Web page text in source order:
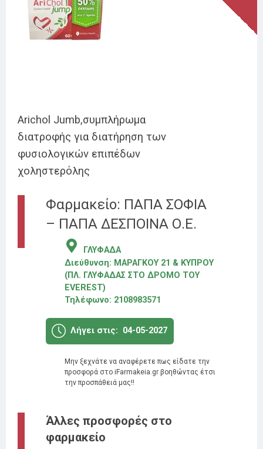
Arichol Jumb,συμπλήρωμα
διατροφής για διατήρηση των
φυσιολογικών επιπέδων
χοληστερόλης
Φαρμακείο: ΠΑΠΑ ΣΟΦΙΑ
– ΠΑΠΑ ΔΕΣΠΟΙΝΑ Ο.Ε.
ΓΛΥΦΑΔΑ
Διεύθυνση: ΜΑΡΑΓΚΟΥ 21 & ΚΥΠΡΟΥ
(ΠΛ. ΓΛΥΦΑΔΑΣ ΣΤΟ ΔΡΟΜΟ ΤΟΥ
EVEREST)
Τηλέφωνο: 2108983571
Λήγει στις: 04-05-2027
Μην ξεχνάτε να αναφέρετε πως είδατε την
προσφορά στο iFarmakeia.gr βοηθώντας έτσι
την προσπάθειά μας!!
Άλλες προσφορές στο
φαρμακείο